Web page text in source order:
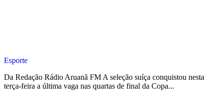
Esporte
Da Redação Rádio Aruanã FM A seleção suíça conquistou nesta
terça-feira a última vaga nas quartas de final da Copa...